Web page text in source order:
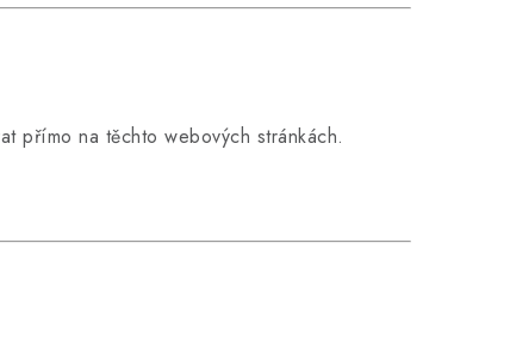
přímo na těchto webových stránkách.